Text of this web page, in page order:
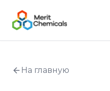
На главную